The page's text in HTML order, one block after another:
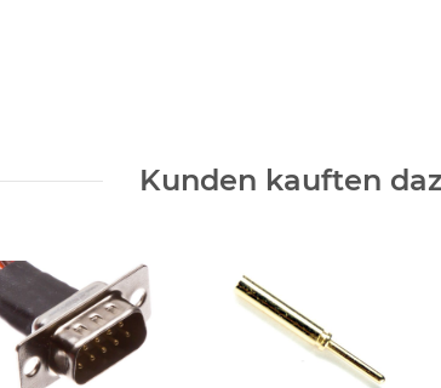
Kunden kauften